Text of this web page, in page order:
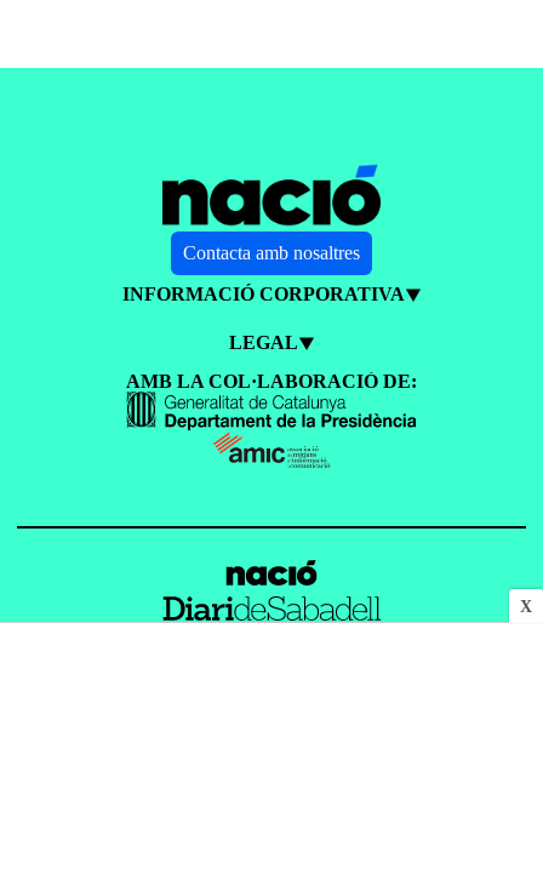
X
Contacta amb nosaltres
INFORMACIÓ CORPORATIVA
LEGAL
AMB LA COL·LABORACIÓ DE: